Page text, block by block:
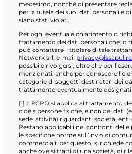
medesimo, nonché di presentare
per la tutela dei suoi dati personali e
siano stati violati.
Per ogni eventuale chiarimento o
trattamento dei dati personali che lo
può contattare il titolare di tale
Network srl, e-mail
possibile rivolgersi, oltre che per
menzionati, anche per conoscere
categorie di soggetti destinatari dei
trattamento eventualmente designati
[1] Il RGPD si applica al trattamento
cioè a persone fisiche, e non dei dati
sede, attività) riguardanti società, enti
Restano applicabili nei confronti delle
le specifiche norme sull’invio di
commerciali: per questo, si richiede
anche ove si tratti di una società, di